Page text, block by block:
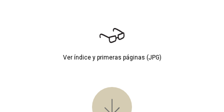
Ver índice y primeras páginas (JPG)